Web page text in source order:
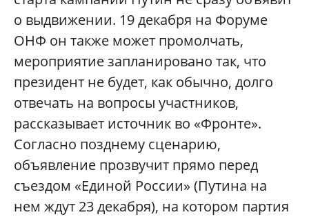
о выдвижении. 19 декабря на Форуме
ОНФ он также может промолчать,
мероприятие запланировано так, что
президент не будет, как обычно, долго
отвечать на вопросы участников,
рассказывает источник во «Фронте».
Согласно позднему сценарию,
объявление прозвучит прямо перед
съездом «Единой России» (Путина на
нем ждут 23 декабря), на котором партия